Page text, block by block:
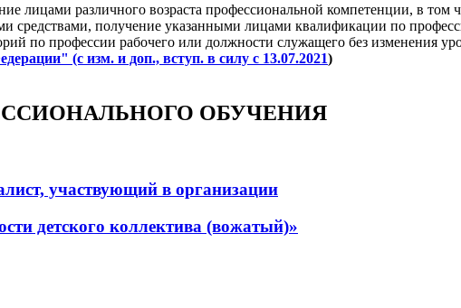
лицами различного возраста профессиональной компетенции, в
получение указанными лицами квалификации по
по профессии рабочего или должности служащего без изменения
(с изм. и доп., вступ. в силу с 13.07.2021)
ОБУЧЕНИЯ
участвующий в организации
детского коллектива (вожатый)»